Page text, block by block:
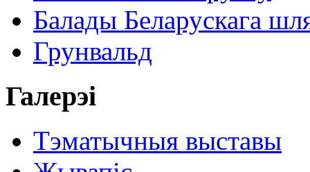
Балады Беларускага
Грунвальд
Галерэі
Тэматычныя выставы